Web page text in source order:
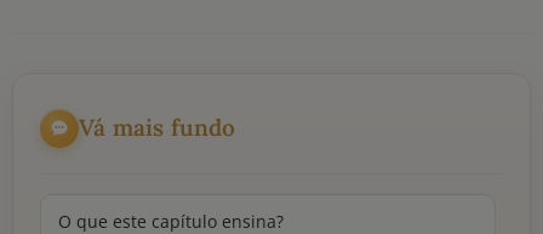
Vá mais fundo
O que este capítulo ensina?